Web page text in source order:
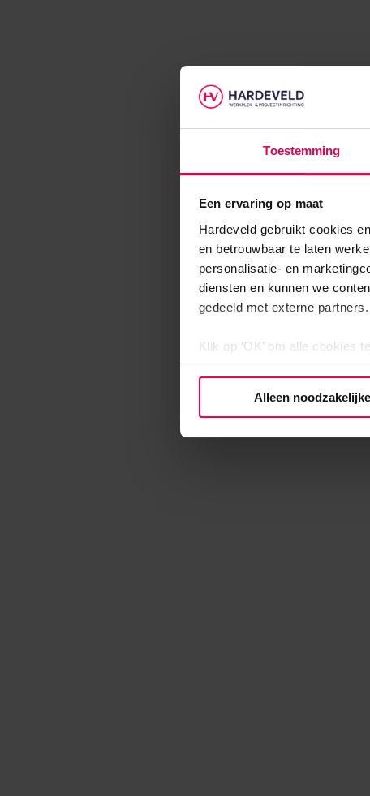
Toestemming
Een ervaring op maat
Hardeveld gebruikt cookies
en betrouwbaar te laten
personalisatie- en
diensten en kunnen we
gedeeld met externe partners.
Klik op ‘OK’ om alle cookies
‘Voorkeuren instellen’ kun
Alleen noodzakelijke